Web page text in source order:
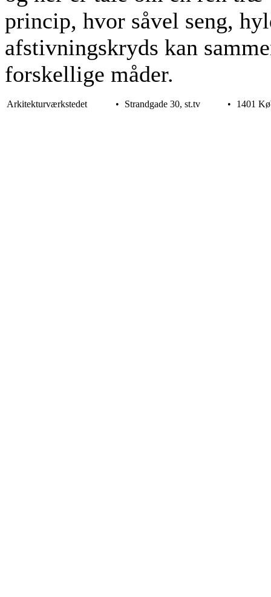
princip, hvor såvel seng,
afstivningskryds kan
forskellige måder.
Arkitekturværkstedet • Strandgade 30, st.tv • 1401